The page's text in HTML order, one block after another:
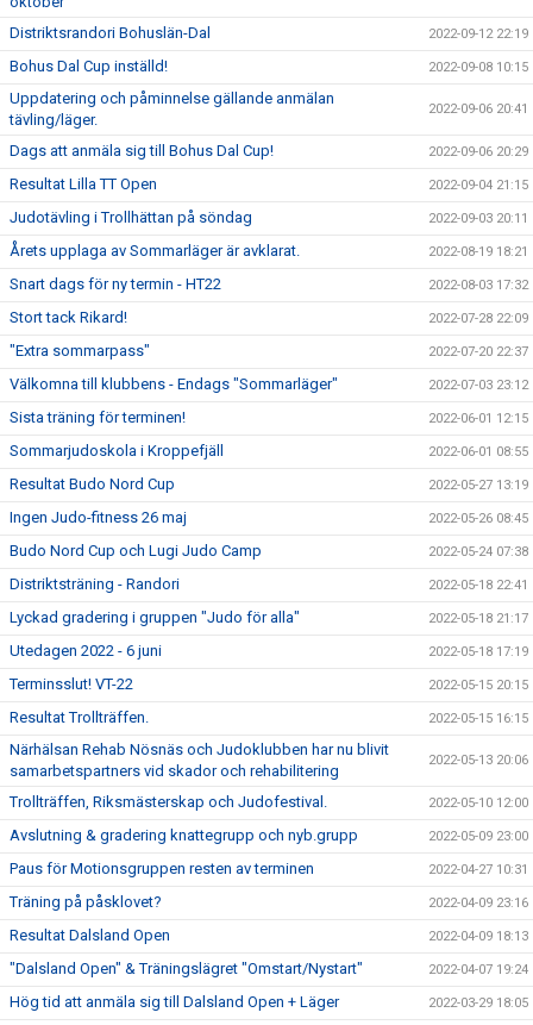
Distriktsrandori Bohuslän-Dal
2022-09-12 22:19
Bohus Dal Cup inställd! 2022-09-08 10:15
Uppdatering och påminnelse gällande anmälan
tävling/läger.
2022-09-06 20:41
Dags att anmäla sig till Bohus Dal Cup! 2022-09-06 20:29
Resultat Lilla TT Open 2022-09-04 21:15
Judotävling i Trollhättan på söndag 2022-09-03 20:11
Årets upplaga av Sommarläger är avklarat. 2022-08-19 18:21
Snart dags för ny termin - HT22 2022-08-03 17:32
Stort tack Rikard! 2022-07-28 22:09
"Extra sommarpass" 2022-07-20 22:37
Välkomna till klubbens - Endags "Sommarläger" 2022-07-03 23:12
Sista träning för terminen! 2022-06-01 12:15
Sommarjudoskola i Kroppefjäll 2022-06-01 08:55
Resultat Budo Nord Cup 2022-05-27 13:19
Ingen Judo-fitness 26 maj 2022-05-26 08:45
Budo Nord Cup och Lugi Judo Camp 2022-05-24 07:38
Distriktsträning - Randori 2022-05-18 22:41
Lyckad gradering i gruppen "Judo för alla" 2022-05-18 21:17
Utedagen 2022 - 6 juni 2022-05-18 17:19
Terminsslut! VT-22 2022-05-15 20:15
Resultat Trollträffen. 2022-05-15 16:15
Närhälsan Rehab Nösnäs och Judoklubben har nu blivit
samarbetspartners vid skador och rehabilitering
2022-05-13 20:06
Trollträffen, Riksmästerskap och Judofestival. 2022-05-10 12:00
Avslutning & gradering knattegrupp och nyb.grupp 2022-05-09 23:00
Paus för Motionsgruppen resten av terminen 2022-04-27 10:31
Träning på påsklovet? 2022-04-09 23:16
Resultat Dalsland Open 2022-04-09 18:13
"Dalsland Open" & Träningslägret "Omstart/Nystart" 2022-04-07 19:24
Hög tid att anmäla sig till Dalsland Open + Läger 2022-03-29 18:05